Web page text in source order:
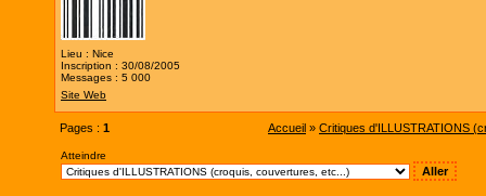
Lieu : Nice
Inscription : 30/08/2005
Messages : 5 000
Site Web
Pages : 1 Accueil » Critiques d'ILLUSTRATIONS
Atteindre